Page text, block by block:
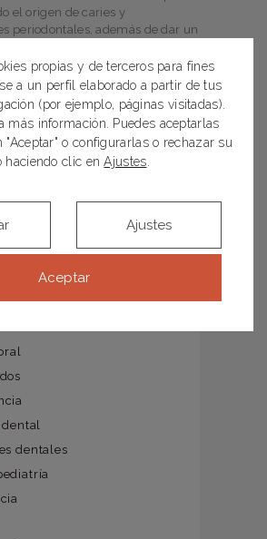
el origen de caries y
periodontales, además de dar un
bacteriana y acabar con ella
¡Descubre cómo!
dental
dentales
propias y de terceros para fines
a un perfil elaborado a partir de tus
(por ejemplo, páginas visitadas).
más información. Puedes aceptarlas
"Aceptar" o configurarlas o rechazar su
haciendo clic enAjustes
Aceptar
Ajustes